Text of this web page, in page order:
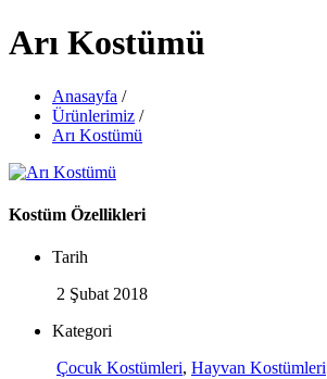
Arı Kostümü
Anasayfa /
Ürünlerimiz /
Arı Kostümü
Kostüm Özellikleri
Tarih
2 Şubat 2018
Kategori
Çocuk Kostümleri, Hayvan Kostümleri